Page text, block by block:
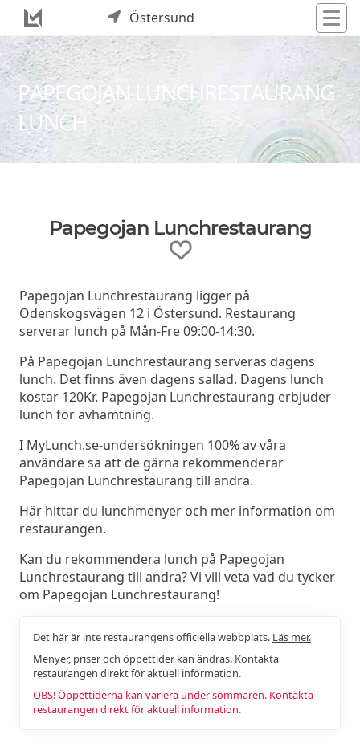
Östersund
PAPEGOJAN LUNCHRESTAURANG
LUNCH
Papegojan Lunchrestaurang
Papegojan Lunchrestaurang ligger på
Odenskogsvägen 12 i Östersund. Restaurang
serverar lunch på Mån-Fre 09:00-14:30.
På Papegojan Lunchrestaurang serveras dagens
lunch. Det finns även dagens sallad. Dagens lunch
kostar 120Kr. Papegojan Lunchrestaurang erbjuder
lunch för avhämtning.
I MyLunch.se-undersökningen 100% av våra
användare sa att de gärna rekommenderar
Papegojan Lunchrestaurang till andra.
Här hittar du lunchmenyer och mer information om
restaurangen.
Kan du rekommendera lunch på Papegojan
Lunchrestaurang till andra? Vi vill veta vad du tycker
om Papegojan Lunchrestaurang!
Det här är inte restaurangens officiella webbplats. Läs mer.
Menyer, priser och öppettider kan ändras. Kontakta
restaurangen direkt för aktuell information.
OBS! Öppettiderna kan variera under sommaren. Kontakta
restaurangen direkt för aktuell information.